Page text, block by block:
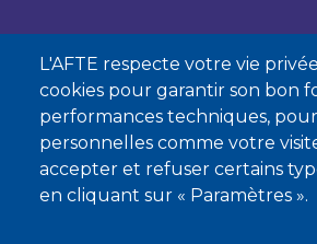
L'AFTE respecte votre vie
cookies pour garantir son bon
performances techniques,
personnelles comme votre
accepter et refuser certains
en cliquant sur « Paramètres ».